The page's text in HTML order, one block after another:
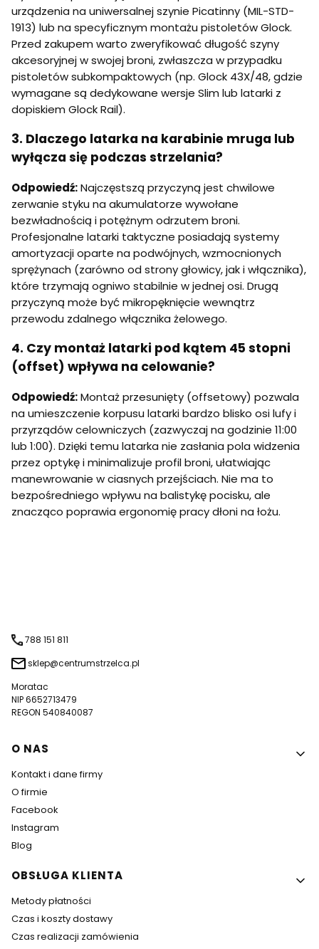
urządzenia na uniwersalnej szynie Picatinny (MIL-STD-
1913) lub na specyficznym montażu pistoletów Glock.
Przed zakupem warto zweryfikować długość szyny
akcesoryjnej w swojej broni, zwłaszcza w przypadku
pistoletów subkompaktowych (np. Glock 43X/48, gdzie
wymagane są dedykowane wersje Slim lub latarki z
dopiskiem Glock Rail).
3. Dlaczego latarka na karabinie mruga lub
wyłącza się podczas strzelania?
Odpowiedź:Najczęstszą przyczyną jest chwilowe
zerwanie styku na akumulatorze wywołane
bezwładnością i potężnym odrzutem broni.
Profesjonalne latarki taktyczne posiadają systemy
amortyzacji oparte na podwójnych, wzmocnionych
sprężynach (zarówno od strony głowicy, jak i włącznika),
które trzymają ogniwo stabilnie w jednej osi. Drugą
przyczyną może być mikropęknięcie wewnątrz
przewodu zdalnego włącznika żelowego.
4. Czy montaż latarki pod kątem 45 stopni
(offset) wpływa na celowanie?
Odpowiedź:Montaż przesunięty (offsetowy) pozwala
na umieszczenie korpusu latarki bardzo blisko osi lufy i
przyrządów celowniczych (zazwyczaj na godzinie 11:00
lub 1:00). Dzięki temu latarka nie zasłania pola widzenia
przez optykę i minimalizuje profil broni, ułatwiając
manewrowanie w ciasnych przejściach. Nie ma to
bezpośredniego wpływu na balistykę pocisku, ale
znacząco poprawia ergonomię pracy dłoni na łożu.
788 151 811
sklep@centrumstrzelca.pl
Moratac
NIP 6652713479
REGON 540840087
Linki w stopce
O NAS
Kontakt i dane firmy
O firmie
Facebook
Instagram
Blog
OBSŁUGA KLIENTA
Metody płatności
Czas i koszty dostawy
Czas realizacji zamówienia